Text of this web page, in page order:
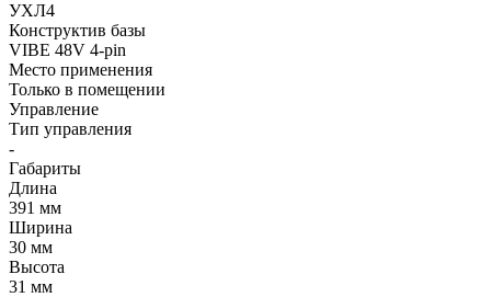
УХЛ4
Конструктив базы
VIBE 48V 4-pin
Место применения
Только в помещении
Управление
Тип управления
-
Габариты
Длина
391 мм
Ширина
30 мм
Высота
31 мм